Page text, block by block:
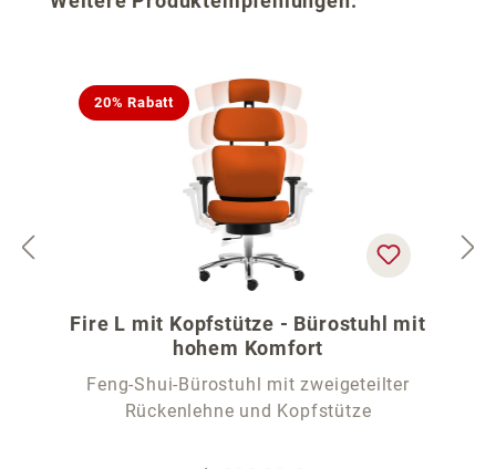
20% Rabatt
Fire L mit Kopfstütze - Bürostuhl mit
hohem Komfort
Feng-Shui-Bürostuhl mit zweigeteilter
Rückenlehne und Kopfstütze